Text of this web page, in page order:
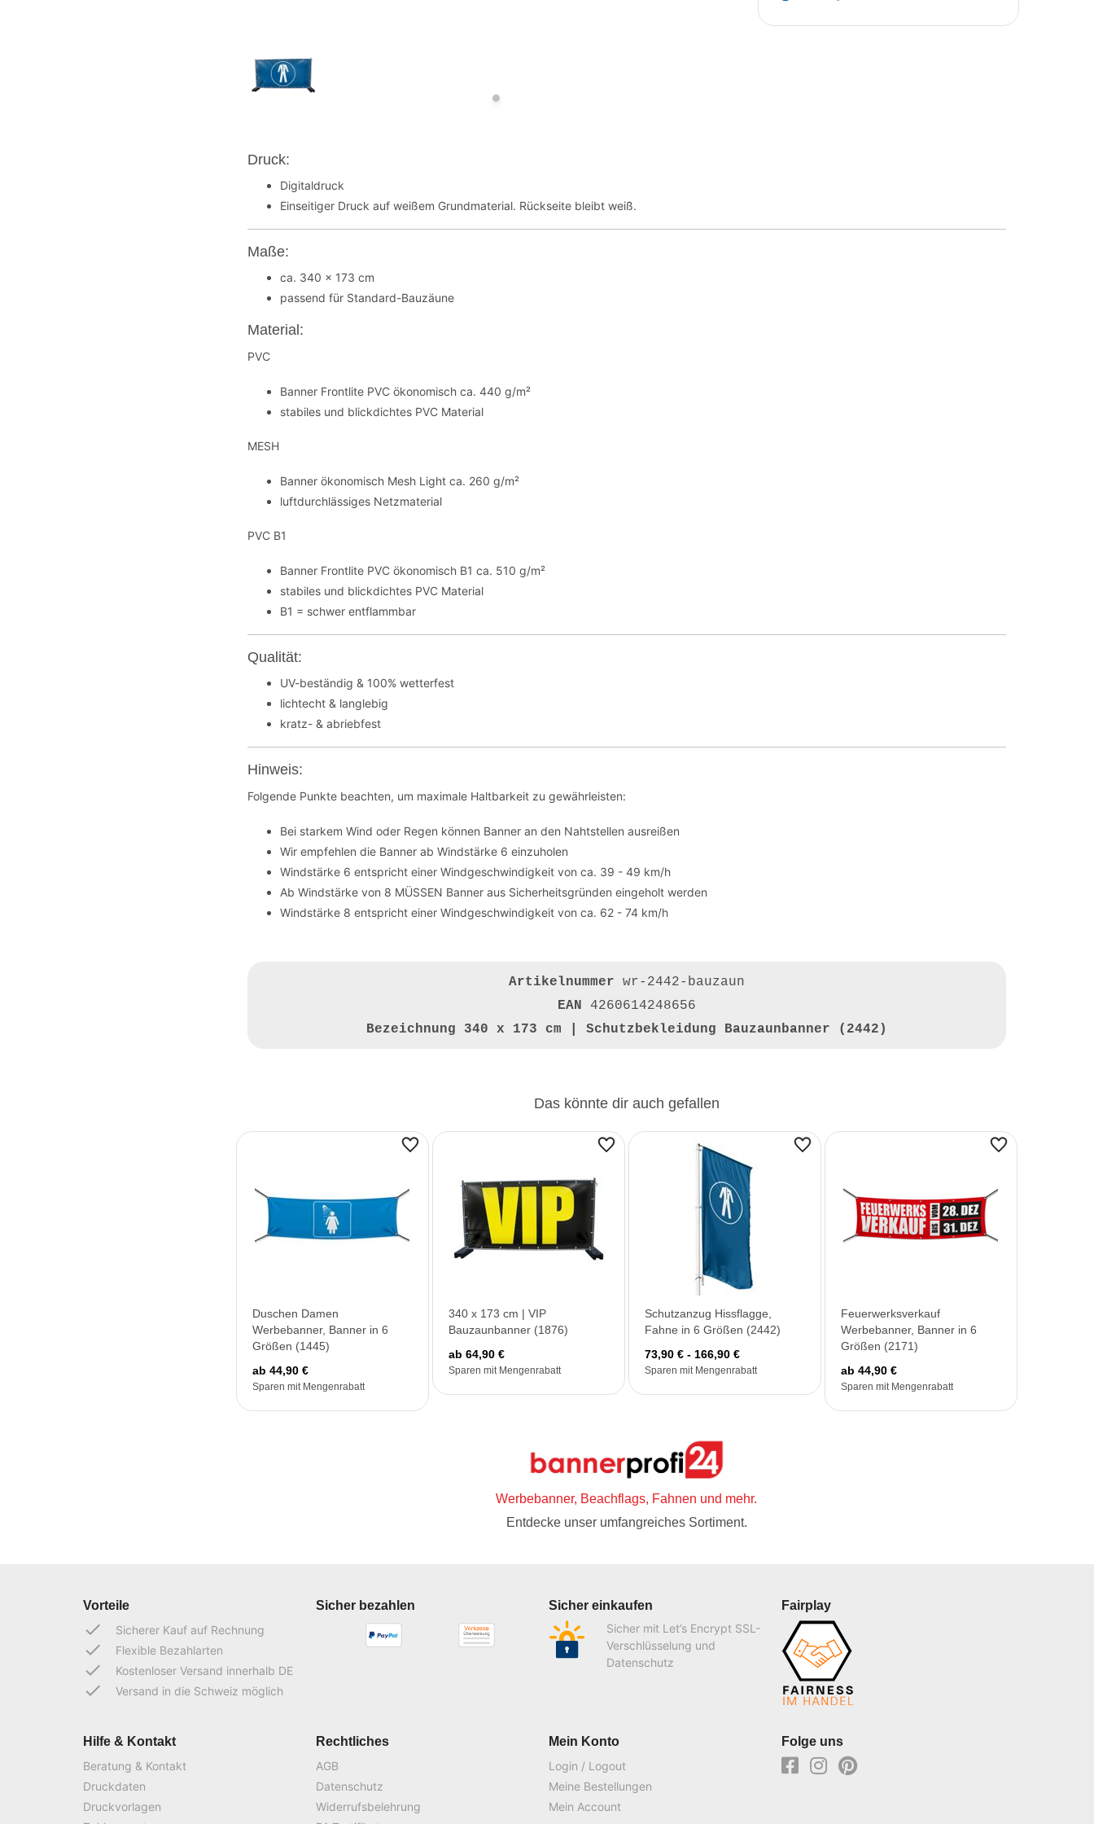
Druck:
Digitaldruck
Einseitiger Druck auf weißem Grundmaterial. Rückseite bleibt weiß.
Maße:
ca. 340 x 173 cm
passend für Standard-Bauzäune
Material:
PVC
Banner Frontlite PVC ökonomisch ca. 440 g/m²
stabiles und blickdichtes PVC Material
MESH
Banner ökonomisch Mesh Light ca. 260 g/m²
luftdurchlässiges Netzmaterial
PVC B1
Banner Frontlite PVC ökonomisch B1 ca. 510 g/m²
stabiles und blickdichtes PVC Material
B1 = schwer entflammbar
Qualität:
UV-beständig & 100% wetterfest
lichtecht & langlebig
kratz- & abriebfest
Hinweis:
Folgende Punkte beachten, um maximale Haltbarkeit zu gewährleisten:
Bei starkem Wind oder Regen können Banner an den Nahtstellen ausreißen
Wir empfehlen die Banner ab Windstärke 6 einzuholen
Windstärke 6 entspricht einer Windgeschwindigkeit von ca. 39 - 49 km/h
Ab Windstärke von 8 MÜSSEN Banner aus Sicherheitsgründen eingeholt werden
Windstärke 8 entspricht einer Windgeschwindigkeit von ca. 62 - 74 km/h
Artikelnummer wr-2442-bauzaun
EAN 4260614248656
Bezeichnung 340 x 173 cm | Schutzbekleidung Bauzaunbanner (2442)
Das könnte dir auch gefallen
Duschen Damen
Werbebanner, Banner in 6
Größen (1445)
ab 44,90 €
Sparen mit Mengenrabatt
340 x 173 cm | VIP
Bauzaunbanner (1876)
ab 64,90 €
Sparen mit Mengenrabatt
Schutzanzug Hissflagge,
Fahne in 6 Größen (2442)
73,90 € - 166,90 €
Sparen mit Mengenrabatt
Feuerwerksverkauf
Werbebanner, Banner in 6
Größen (2171)
ab 44,90 €
Sparen mit Mengenrabatt
Werbebanner, Beachflags, Fahnen und mehr.
Entdecke unser umfangreiches Sortiment.
Vorteile
done Sicherer Kauf auf Rechnung
done Flexible Bezahlarten
done Kostenloser Versand innerhalb DE
done Versand in die Schweiz möglich
Sicher bezahlen
Sicher einkaufen
Sicher mit Let’s Encrypt SSL-
Verschlüsselung und
Datenschutz
Fairplay
Hilfe & Kontakt
Beratung & Kontakt
Druckdaten
Druckvorlagen
Rechtliches
AGB
Datenschutz
Widerrufsbelehrung
Mein Konto
Login / Logout
Meine Bestellungen
Mein Account
Folge uns